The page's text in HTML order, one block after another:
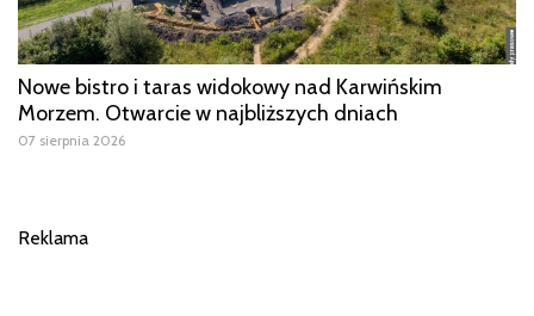
Nowe bistro i taras widokowy nad Karwińskim
Morzem. Otwarcie w najbliższych dniach
07 sierpnia 2026
Reklama